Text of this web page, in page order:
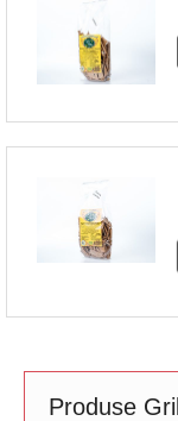
Produse Grill